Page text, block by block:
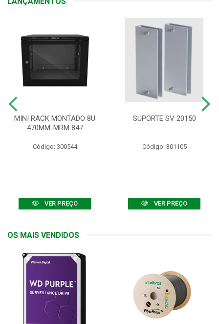
MINI RACK MONTADO 8U
470MM-MRM 847
Código: 300544
VER PREÇO
SUPORTE SV 20150
Código: 301105
VER PREÇO
OS MAIS VENDIDOS